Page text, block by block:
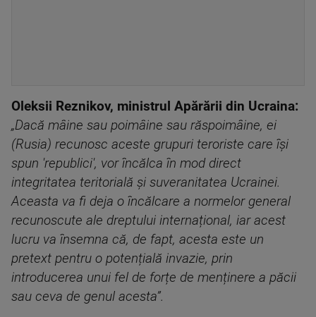
Oleksii Reznikov, ministrul Apărării din Ucraina:
„Dacă mâine sau poimâine sau răspoimâine, ei
(Rusia) recunosc aceste grupuri teroriste care își
spun 'republici', vor încălca în mod direct
integritatea teritorială și suveranitatea Ucrainei.
Aceasta va fi deja o încălcare a normelor general
recunoscute ale dreptului internațional, iar acest
lucru va însemna că, de fapt, acesta este un
pretext pentru o potențială invazie, prin
introducerea unui fel de forțe de menținere a păcii
sau ceva de genul acesta”.